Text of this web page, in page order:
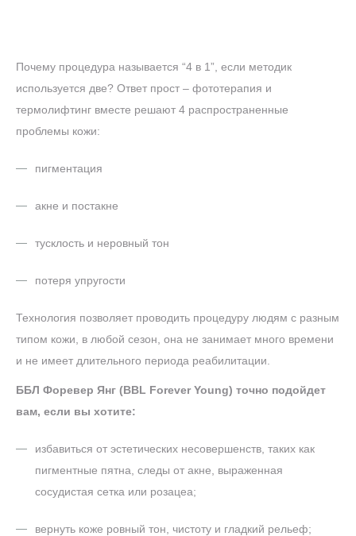
Почему процедура называется “4 в 1”, если методик
используется две? Ответ прост – фототерапия и
термолифтинг вместе решают 4 распространенные
проблемы кожи:
пигментация
акне и постакне
тусклость и неровный тон
потеря упругости
Технология позволяет проводить процедуру людям с разным
типом кожи, в любой сезон, она не занимает много времени
и не имеет длительного периода реабилитации.
ББЛ Форевер Янг (BBL Forever Young) точно подойдет
вам, если вы хотите:
избавиться от эстетических несовершенств, таких как
пигментные пятна, следы от акне, выраженная
сосудистая сетка или розацеа;
вернуть коже ровный тон, чистоту и гладкий рельеф;